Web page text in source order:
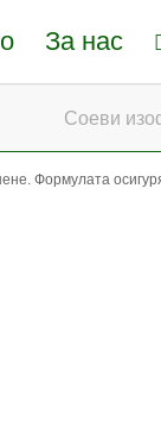
За нас
Соеви
Формулата